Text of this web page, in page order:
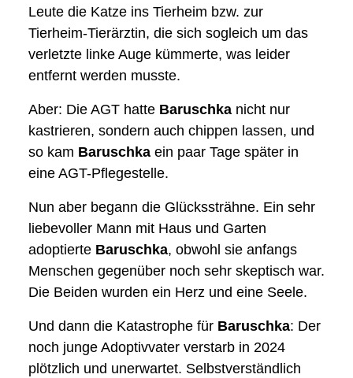
Leute die Katze ins Tierheim bzw. zur
Tierheim-Tierärztin, die sich sogleich um das
verletzte linke Auge kümmerte, was leider
entfernt werden musste.
Aber: Die AGT hatte Baruschka nicht nur
kastrieren, sondern auch chippen lassen, und
so kam Baruschka ein paar Tage später in
eine AGT-Pflegestelle.
Nun aber begann die Glückssträhne. Ein sehr
liebevoller Mann mit Haus und Garten
adoptierte Baruschka, obwohl sie anfangs
Menschen gegenüber noch sehr skeptisch war.
Die Beiden wurden ein Herz und eine Seele.
Und dann die Katastrophe für Baruschka: Der
noch junge Adoptivvater verstarb in 2024
plötzlich und unerwartet. Selbstverständlich